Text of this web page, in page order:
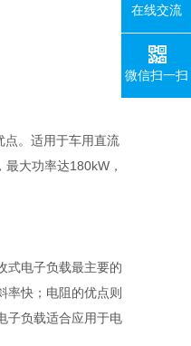
点。适用于车用直流
最大功率达180kW ，
式电子负载最主要的
率快；电阻的优点则
子负载适合应用于电
在线交流
微信扫一扫